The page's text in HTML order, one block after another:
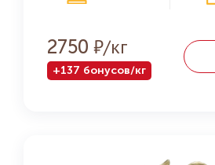
2750 Р
+137 бонусов/кг